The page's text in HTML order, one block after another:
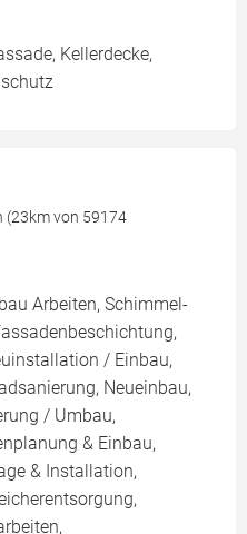
Kellerdecke,
(23km von 59174
Arbeiten, Schimmel-
/ Einbau,
Neueinbau,
/ Umbau,
& Einbau,
& Installation,